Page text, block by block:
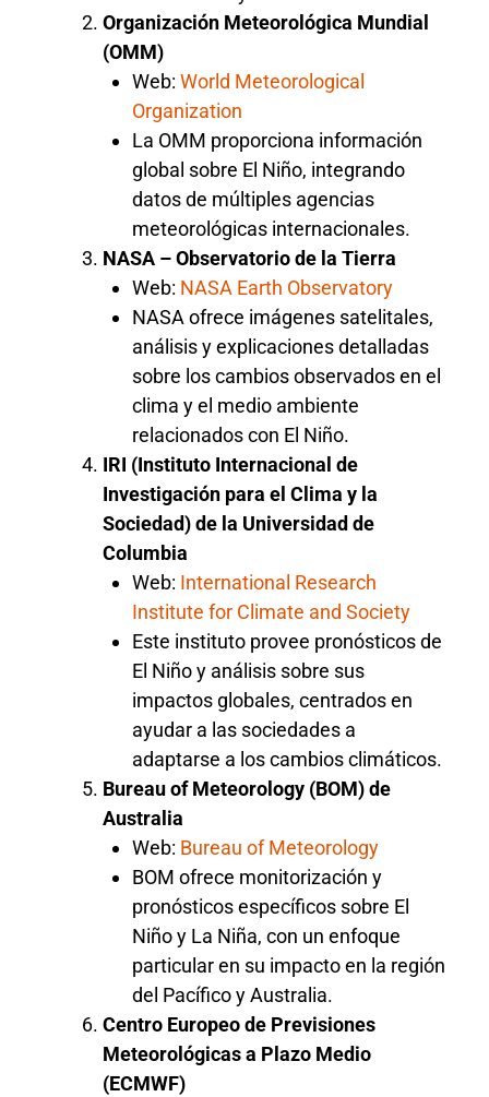
Organización Meteorológica Mundial
(OMM)
Web: World Meteorological
Organization
La OMM proporciona información
global sobre El Niño, integrando
datos de múltiples agencias
meteorológicas internacionales.
NASA – Observatorio de la Tierra
Web: NASA Earth Observatory
NASA ofrece imágenes satelitales,
análisis y explicaciones detalladas
sobre los cambios observados en el
clima y el medio ambiente
relacionados con El Niño.
IRI (Instituto Internacional de
Investigación para el Clima y la
Sociedad) de la Universidad de
Columbia
Web: International Research
Institute for Climate and Society
Este instituto provee pronósticos de
El Niño y análisis sobre sus
impactos globales, centrados en
ayudar a las sociedades a
adaptarse a los cambios climáticos.
Bureau of Meteorology (BOM) de
Australia
Web: Bureau of Meteorology
BOM ofrece monitorización y
pronósticos específicos sobre El
Niño y La Niña, con un enfoque
particular en su impacto en la región
del Pacífico y Australia.
Centro Europeo de Previsiones
Meteorológicas a Plazo Medio
(ECMWF)